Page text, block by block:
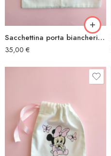
Sacchettina porta biancheria Minnie farfalle
35,00 €